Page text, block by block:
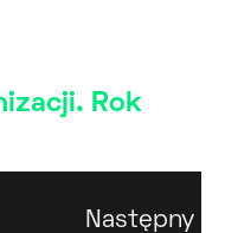
Rok
Następny